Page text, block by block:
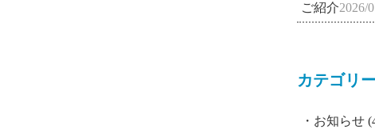
ご紹介2026/
カテゴリー
お知らせ